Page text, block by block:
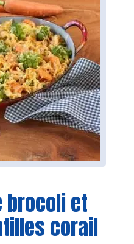
brocoli et
corail